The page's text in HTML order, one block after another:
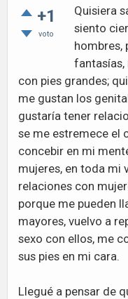
+1
voto
Quisiera
siento
hombres,
fantasías,
con pies grandes;
me gustan los
gustaría tener
se me estremece el
concebir en mi
mujeres, en toda mi
relaciones con
porque me pueden
mayores, vuelvo a
sexo con ellos, me
sus pies en mi cara.
Llegué a pensar de